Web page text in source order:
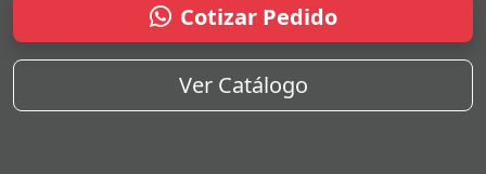
Cotizar Pedido
Ver Catálogo